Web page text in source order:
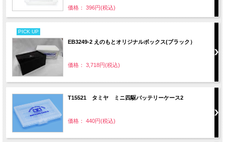
価格： 396円(税込)
PICK UP
EB3249-2 えのもとオリジナルボックス(ブラック）
価格： 3,718円(税込)
T15521 タミヤ ミニ四駆バッテリーケース2
価格： 440円(税込)